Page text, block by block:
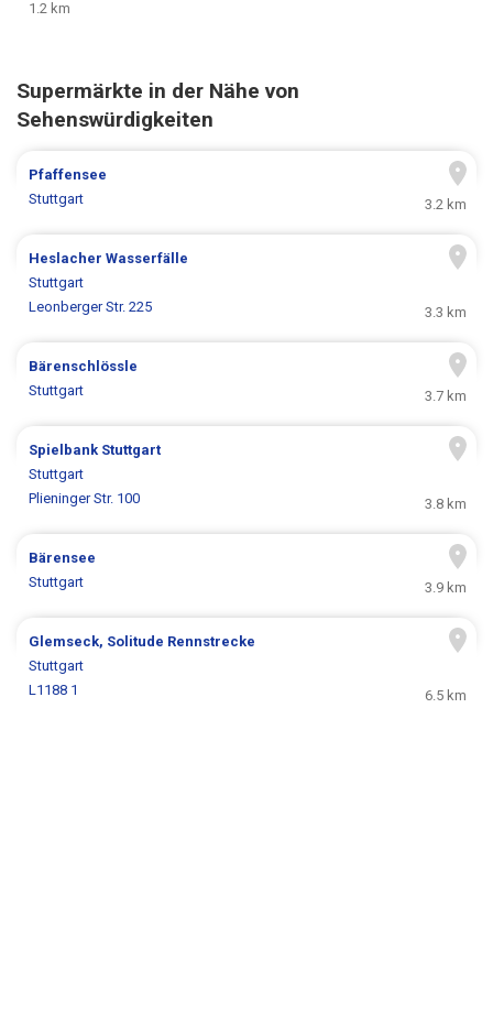
1.2 km
Supermärkte in der Nähe von
Sehenswürdigkeiten
Pfaffensee
Stuttgart
3.2 km
Heslacher Wasserfälle
Stuttgart
Leonberger Str. 225
3.3 km
Bärenschlössle
Stuttgart
3.7 km
Spielbank Stuttgart
Stuttgart
Plieninger Str. 100
3.8 km
Bärensee
Stuttgart
3.9 km
Glemseck, Solitude Rennstrecke
Stuttgart
L1188 1
6.5 km